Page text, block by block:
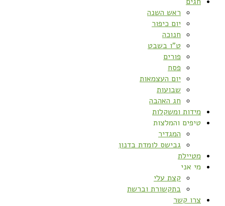
ראש השנה
יום כיפור
חנוכה
ט”ו בשבט
פורים
פסח
יום העצמאות
שבועות
חג האהבה
מידות ומשקלות
טיפים והמלצות
המגדיר
גבישס לומדת בדנון
מטיילת
מי אני
קצת עלי
בתקשורת וברשת
צרו קשר